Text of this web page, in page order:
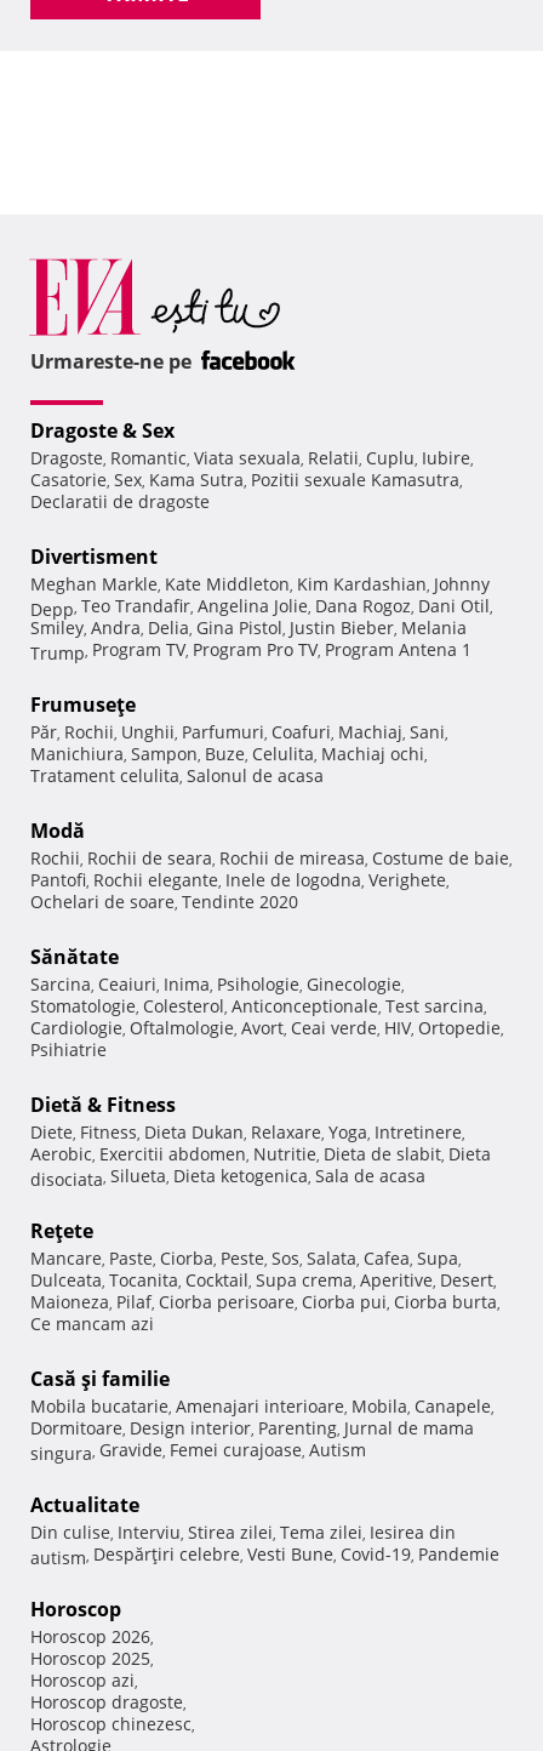
Urmareste-ne pe
Dragoste & Sex
Dragoste, Romantic, Viata sexuala, Relatii, Cuplu, Iubire,
Casatorie, Sex, Kama Sutra, Pozitii sexuale Kamasutra,
Declaratii de dragoste
Divertisment
Meghan Markle, Kate Middleton, Kim Kardashian, Johnny
Depp, Teo Trandafir, Angelina Jolie, Dana Rogoz, Dani Otil,
Smiley, Andra, Delia, Gina Pistol, Justin Bieber, Melania
Trump, Program TV, Program Pro TV, Program Antena 1
Frumuseţe
Păr, Rochii, Unghii, Parfumuri, Coafuri, Machiaj, Sani,
Manichiura, Sampon, Buze, Celulita, Machiaj ochi,
Tratament celulita, Salonul de acasa
Modă
Rochii, Rochii de seara, Rochii de mireasa, Costume de baie,
Pantofi, Rochii elegante, Inele de logodna, Verighete,
Ochelari de soare, Tendinte 2020
Sănătate
Sarcina, Ceaiuri, Inima, Psihologie, Ginecologie,
Stomatologie, Colesterol, Anticonceptionale, Test sarcina,
Cardiologie, Oftalmologie, Avort, Ceai verde, HIV, Ortopedie,
Psihiatrie
Dietă & Fitness
Diete, Fitness, Dieta Dukan, Relaxare, Yoga, Intretinere,
Aerobic, Exercitii abdomen, Nutritie, Dieta de slabit, Dieta
disociata, Silueta, Dieta ketogenica, Sala de acasa
Reţete
Mancare, Paste, Ciorba, Peste, Sos, Salata, Cafea, Supa,
Dulceata, Tocanita, Cocktail, Supa crema, Aperitive, Desert,
Maioneza, Pilaf, Ciorba perisoare, Ciorba pui, Ciorba burta,
Ce mancam azi
Casă şi familie
Mobila bucatarie, Amenajari interioare, Mobila, Canapele,
Dormitoare, Design interior, Parenting, Jurnal de mama
singura, Gravide, Femei curajoase, Autism
Actualitate
Din culise, Interviu, Stirea zilei, Tema zilei, Iesirea din
autism, Despărţiri celebre, Vesti Bune, Covid-19, Pandemie
Horoscop
Horoscop 2026,
Horoscop 2025,
Horoscop azi,
Horoscop dragoste,
Horoscop chinezesc,
Astrologie